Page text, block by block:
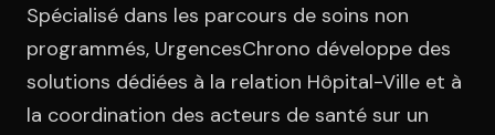
Équipe
Spécialisé dans les parcours de soins non
programmés, UrgencesChrono développe des
solutions dédiées à la relation Hôpital-Ville et à
la coordination des acteurs de santé sur un